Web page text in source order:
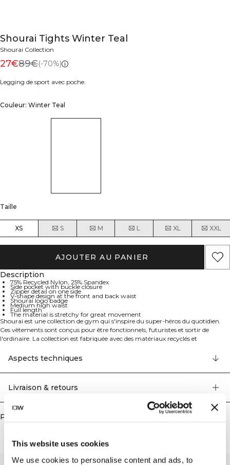
This website uses cookies
We use cookies to personalise content and ads, to
Shourai Tights Winter Teal
Shourai Collection
27€89€(-70%)
Legging de sport avec poche.
Couleur: Winter Teal
Taille
XS S M L XL XXL
AJOUTER AU PANIER
Description
75% Recycled Nylon, 25% Spandex
Side pocket with buckle closure
Zipper detail on one side
V-shape design at the front and back waist
Shourai logo badge
Medium high waist
Full length
The material is stretchy for great movement
Shourai est une collection de gym qui s'inspire du super-héros du quotidien.
Ces vêtements sont conçus pour être fonctionnels, futuristes et sortir de
l'ordinaire. La collection est fabriquée avec des matériaux recyclés et
Legging de sport avec poche. Ces leggings combinent un style plus audacieux
avec une excellente fonctionnalité. La ceinture est en forme de V à l'avant avec
une couture en V à l'arrière, avec un élastique pour un excellent ajustement.
pour un excellent mouvement.
Aspects techniques
Livraison & retours
Produits similaires